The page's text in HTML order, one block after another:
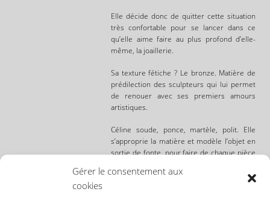
Gérer le consentement aux
cookies
Elle décide donc de quitter cette situation
très confortable pour se lancer dans ce
qu’elle aime faire au plus profond d’elle-
même, la joaillerie.
Sa texture fétiche ? Le bronze. Matière de
prédilection des sculpteurs qui lui permet
de renouer avec ses premiers amours
artistiques.
Céline soude, ponce, martèle, polit. Elle
s’approprie la matière et modèle l’objet en
sortie de fonte, pour faire de chaque pièce